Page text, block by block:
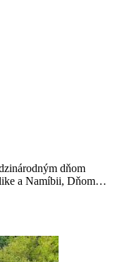
dňom
a Namíbii, Dňom…